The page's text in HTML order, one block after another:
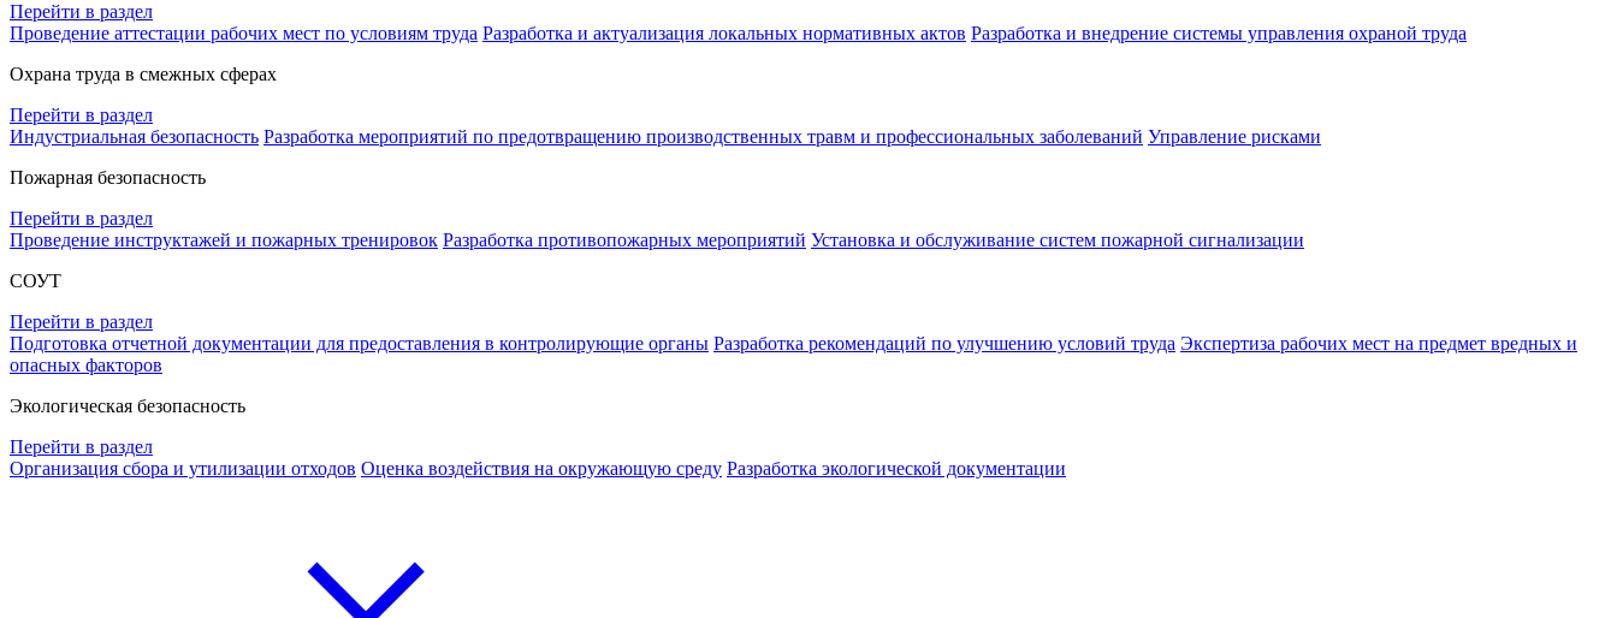
Перейти в раздел
Проведение аттестации рабочих мест по условиям труда Разработка и актуализация локальных нормативных актов Разработка и внедрение системы управления охраной труда
Охрана труда в смежных сферах
Перейти в раздел
Индустриальная безопасность Разработка мероприятий по предотвращению производственных травм и профессиональных заболеваний Управление рисками
Пожарная безопасность
Перейти в раздел
Проведение инструктажей и пожарных тренировок Разработка противопожарных мероприятий Установка и обслуживание систем пожарной сигнализации
СОУТ
Перейти в раздел
Подготовка отчетной документации для предоставления в контролирующие органы Разработка рекомендаций по улучшению условий труда Экспертиза рабочих мест на предмет вредных и
опасных факторов
Экологическая безопасность
Перейти в раздел
Организация сбора и утилизации отходов Оценка воздействия на окружающую среду Разработка экологической документации